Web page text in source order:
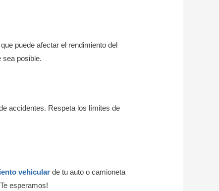
puede afectar el rendimiento del
sea posible.
accidentes. Respeta los límites de
vehicular de tu auto o camioneta
esperamos!